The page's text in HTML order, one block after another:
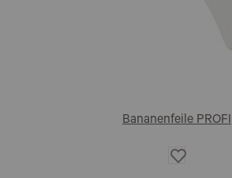
Bananenfeile PROFI
Auf
die